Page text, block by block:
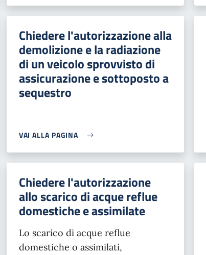
Chiedere l'autorizzazione alla
demolizione e la radiazione
di un veicolo sprovvisto di
assicurazione e sottoposto a
sequestro
VAI ALLA PAGINA
Chiedere l'autorizzazione
allo scarico di acque reflue
domestiche e assimilate
Lo scarico di acque reflue
domestiche o assimilati,